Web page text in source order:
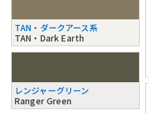
TAN・ダークアース系
TAN・Dark Earth
レンジャーグリーン
Ranger Green